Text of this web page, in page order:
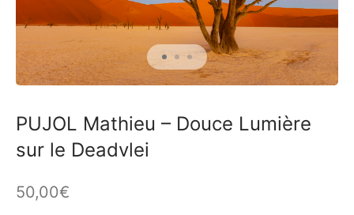
PUJOL Mathieu – Douce Lumière
sur le Deadvlei
50,00€